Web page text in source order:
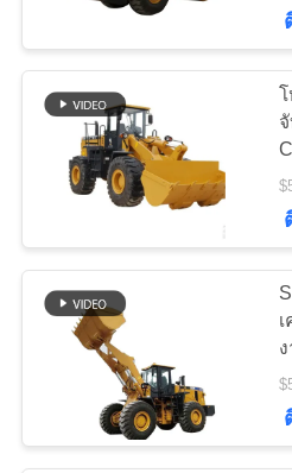
เกี่ยว
ทัวร์
โรงงาน
ควบคุม
เฟืองเฟืองเ
Girth Gear